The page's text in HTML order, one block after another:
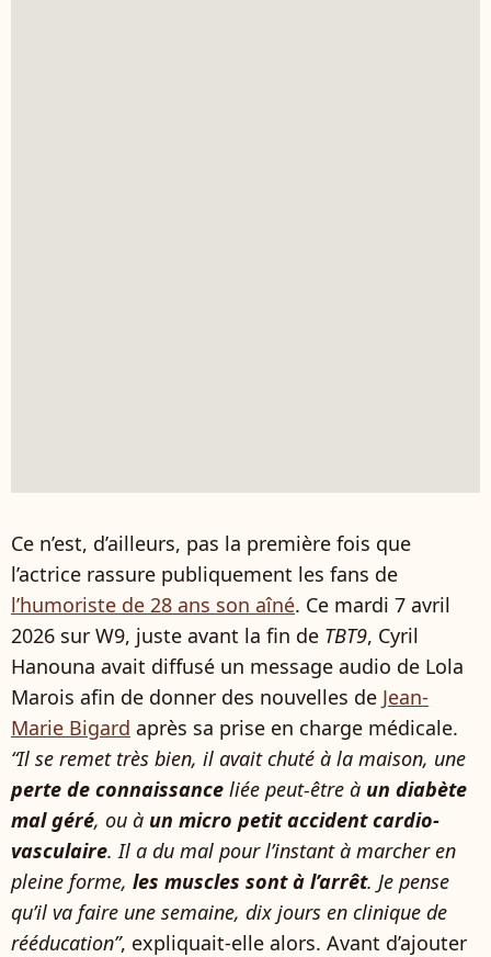
Ce n’est, d’ailleurs, pas la première fois que
l’actrice rassure publiquement les fans de
l’humoriste de 28 ans son aîné. Ce mardi 7 avril
2026 sur W9, juste avant la fin de TBT9, Cyril
Hanouna avait diffusé un message audio de Lola
Marois afin de donner des nouvelles de Jean-
Marie Bigard après sa prise en charge médicale.
“Il se remet très bien, il avait chuté à la maison, une
perte de connaissance liée peut-être à un diabète
mal géré, ou à un micro petit accident cardio-
vasculaire. Il a du mal pour l’instant à marcher en
pleine forme, les muscles sont à l’arrêt. Je pense
qu’il va faire une semaine, dix jours en clinique de
rééducation”, expliquait-elle alors. Avant d’ajouter